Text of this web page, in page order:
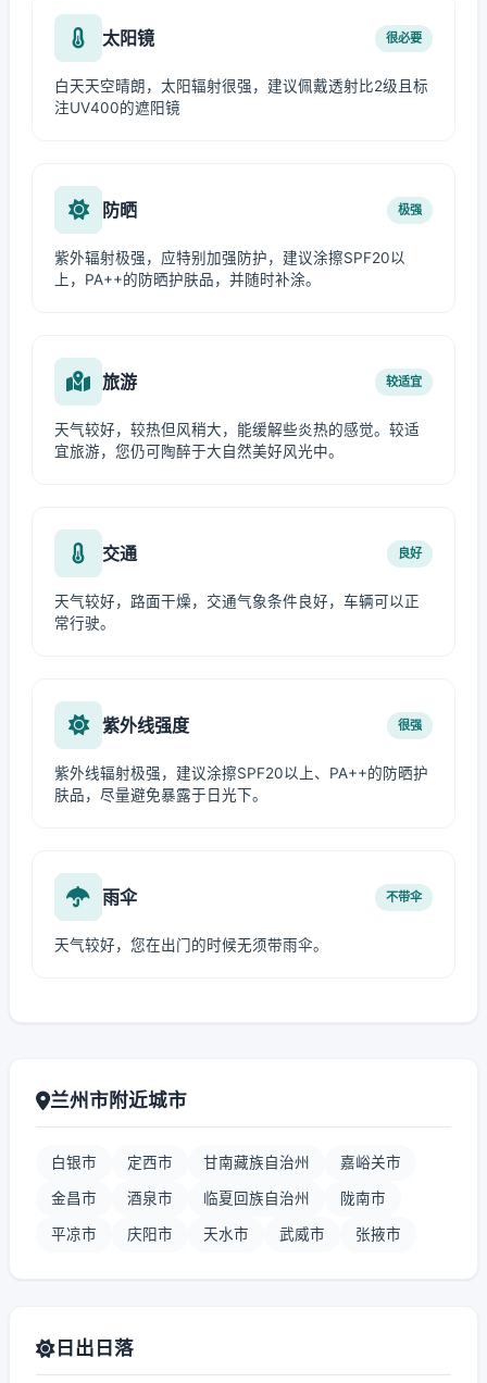
太阳镜 很必要
白天天空晴朗，太阳辐射很强，建议佩戴透射比2级且标
注UV400的遮阳镜
防晒 极强
紫外辐射极强，应特别加强防护，建议涂擦SPF20以
上，PA++的防晒护肤品，并随时补涂。
旅游 较适宜
天气较好，较热但风稍大，能缓解些炎热的感觉。较适
宜旅游，您仍可陶醉于大自然美好风光中。
交通 良好
天气较好，路面干燥，交通气象条件良好，车辆可以正
常行驶。
紫外线强度 很强
紫外线辐射极强，建议涂擦SPF20以上、PA++的防晒护
肤品，尽量避免暴露于日光下。
雨伞 不带伞
天气较好，您在出门的时候无须带雨伞。
兰州市附近城市
白银市 定西市 甘南藏族自治州 嘉峪关市
金昌市 酒泉市 临夏回族自治州 陇南市
平凉市 庆阳市 天水市 武威市 张掖市
日出日落